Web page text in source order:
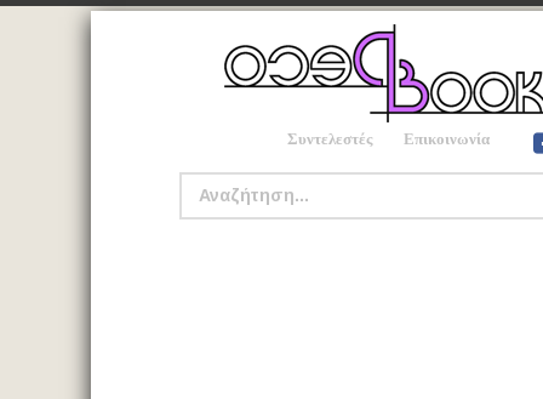
Συντελεστές Επικοινωνία